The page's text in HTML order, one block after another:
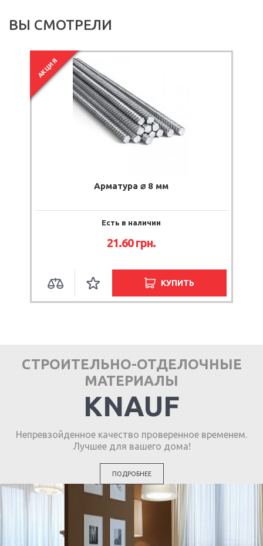
ВЫ СМОТРЕЛИ
АКЦИЯ
Арматура ⌀ 8 мм
Есть в наличии
21.60грн.
КУПИТЬ
СТРОИТЕЛЬНО-ОТДЕЛОЧНЫЕ
МАТЕРИАЛЫ
KNAUF
Непревзойденное качество проверенное временем.
Лучшее для вашего дома!
ПОДРОБНЕЕ